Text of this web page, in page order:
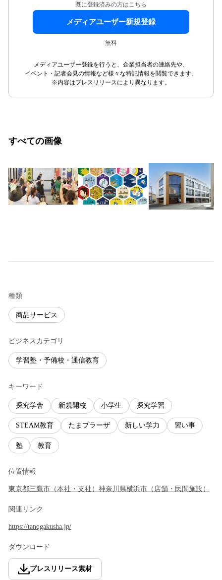
既に登録済みの方はこちら
メディアユーザー新規登録
無料
メディアユーザー登録を行うと、企業担当者の連絡先や、
イベント・記者会見の情報など様々な特記情報を閲覧できます。
※内容はプレスリリースにより異なります。
すべての画像
種類
商品サービス
ビジネスカテゴリ
学習塾・予備校・通信教育
キーワード
探究学舎 新規開校 小学生 探究学習
STEAM教育 たまプラーザ 新しい学力 習い事
塾 教育
位置情報
東京都三鷹市 （本社・支社 ） 神奈川県横浜市 （ 店舗・民間施設 ）
関連リンク
https://tanqgakusha.jp/
ダウンロード
プレスリリース素材